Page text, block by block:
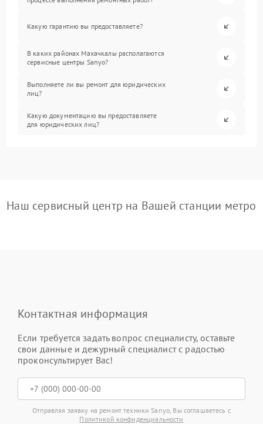
Какую гарантию вы предоставляете?
В каких районах Махачкалы располагаются
сервисные центры Sanyo?
Выполняете ли вы ремонт для юридических
лиц?
Какую документацию вы предоставляете
для юридических лиц?
Наш сервисный центр на Вашей станции метро
Контактная информация
Если требуется задать вопрос специалисту, оставьте
свои данные и дежурный специалист с радостью
проконсультирует Вас!
Отправляя заявку на ремонт техники Sanyo, Вы соглашаетесь с
Политикой конфиденциальности